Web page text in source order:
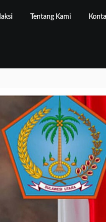
Tentang Kami